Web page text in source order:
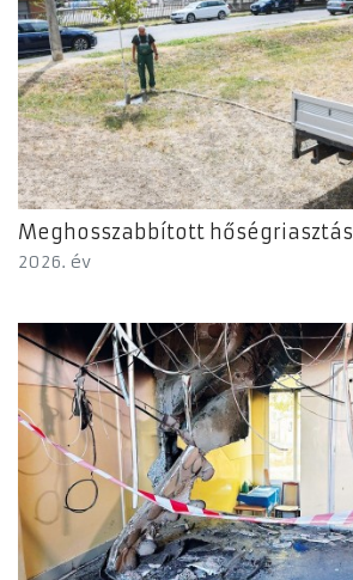
Meghosszabbított hőségriasztás
2026. év